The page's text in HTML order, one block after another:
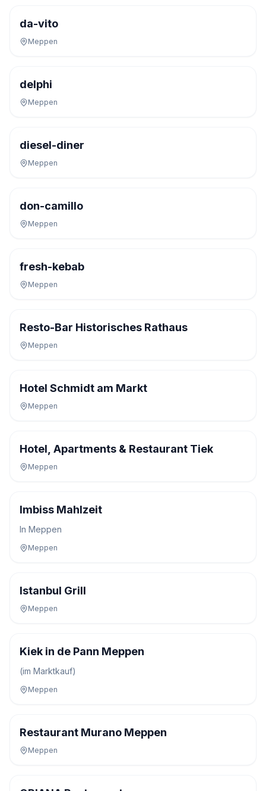
da-vito
Meppen
delphi
Meppen
diesel-diner
Meppen
don-camillo
Meppen
fresh-kebab
Meppen
Resto-Bar Historisches Rathaus
Meppen
Hotel Schmidt am Markt
Meppen
Hotel, Apartments & Restaurant Tiek
Meppen
Imbiss Mahlzeit
In Meppen
Meppen
Istanbul Grill
Meppen
Kiek in de Pann Meppen
(im Marktkauf)
Meppen
Restaurant Murano Meppen
Meppen